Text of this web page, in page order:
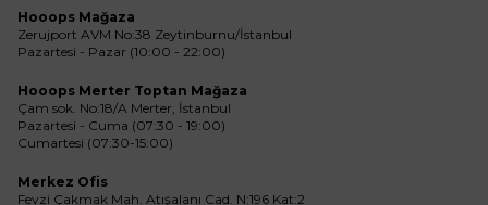
Hooops Mağaza
Zerujport AVM No:38 Zeytinburnu/İstanbul
Pazartesi - Pazar (10:00 - 22:00)
Hooops Merter Toptan Mağaza
Çam sok. No:18/A Merter, İstanbul
Pazartesi - Cuma (07:30 - 19:00)
Cumartesi (07:30-15:00)
Merkez Ofis
Fevzi Çakmak Mah. Atışalanı Cad. N:196 Kat:2